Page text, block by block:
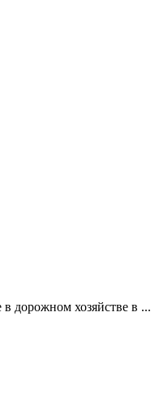
дорожном хозяйстве в ...